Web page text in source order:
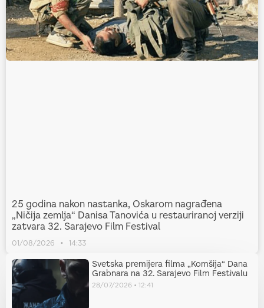
25 godina nakon nastanka, Oskarom nagrađena
„Ničija zemlja“ Danisa Tanovića u restauriranoj verziji
zatvara 32. Sarajevo Film Festival
01/08/2026 14:33
Svetska premijera filma „Komšija“ Dana
Grabnara na 32. Sarajevo Film Festivalu
28/07/2026 12:41